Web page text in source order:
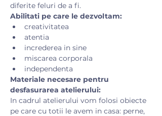
diferite feluri de a fi.
Abilitati pe care le dezvoltam:
creativitatea
atentia
increderea in sine
miscarea corporala
independenta
Materiale necesare pentru
desfasurarea atelierului:
​In cadrul atelierului vom folosi obiecte
pe care cu totii le avem in casa: perne,